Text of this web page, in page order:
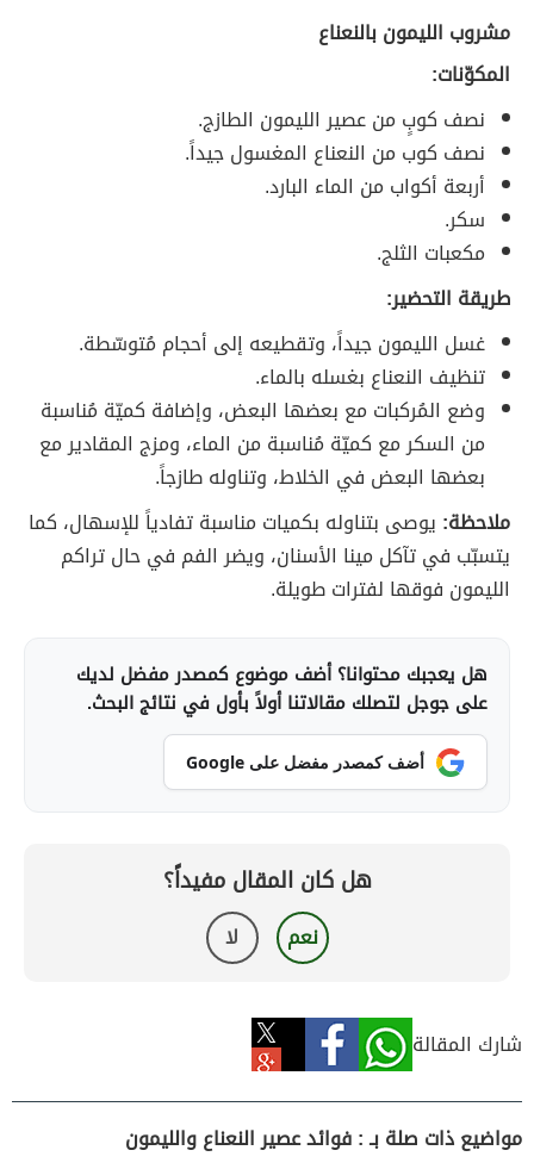
مشروب الليمون بالنعناع
المكوّنات:
نصف كوبٍ من عصير الليمون الطازج.
نصف كوب من النعناع المغسول جيداً.
أربعة أكواب من الماء البارد.
سكر.
مكعبات الثلج.
طريقة التحضير:
غسل الليمون جيداً، وتقطيعه إلى أحجام مُتوسّطة.
تنظيف النعناع بغسله بالماء.
وضع المُركبات مع بعضها البعض، وإضافة كميّة مُناسبة
من السكر مع كميّة مُناسبة من الماء، ومزج المقادير مع
بعضها البعض في الخلاط، وتناوله طازجاً.
ملاحظة: يوصى بتناوله بكميات مناسبة تفادياً للإسهال، كما
يتسبّب في تآكل مينا الأسنان، ويضر الفم في حال تراكم
الليمون فوقها لفترات طويلة.
هل يعجبك محتوانا؟ أضف موضوع كمصدر مفضل لديك
على جوجل لتصلك مقالاتنا أولاً بأول في نتائج البحث.
أضف كمصدر مفضل على Google
هل كان المقال مفيداً؟
نعم لا
شارك المقالة
مواضيع ذات صلة بـ : فوائد عصير النعناع والليمون